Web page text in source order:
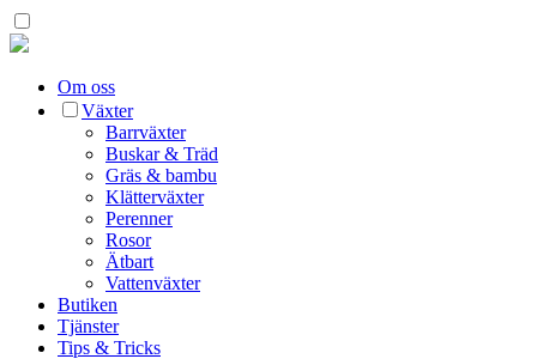
Om oss
Växter
Barrväxter
Buskar & Träd
Gräs & bambu
Klätterväxter
Perenner
Rosor
Ätbart
Vattenväxter
Butiken
Tjänster
Tips & Tricks